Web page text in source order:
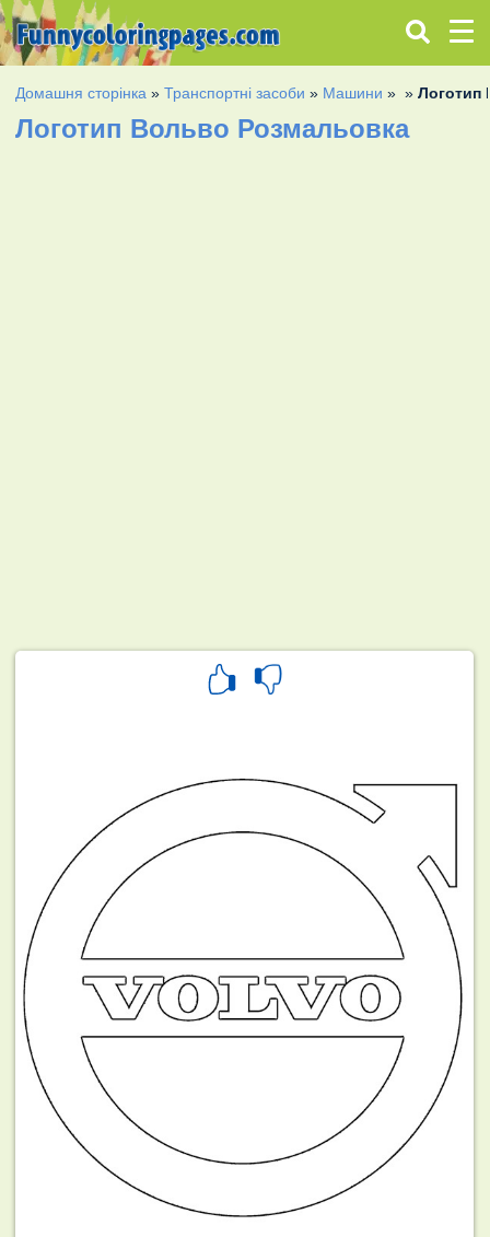
Домашня сторінка »Транспортні засоби » Машини » »Логотип
Логотип Вольво Розмальовка